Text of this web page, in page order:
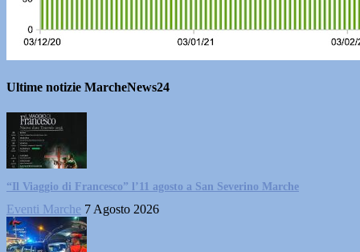
Ultime notizie MarcheNews24
“Il Viaggio di Francesco” l’11 agosto a San Severino Marche
Eventi Marche 7 Agosto 2026